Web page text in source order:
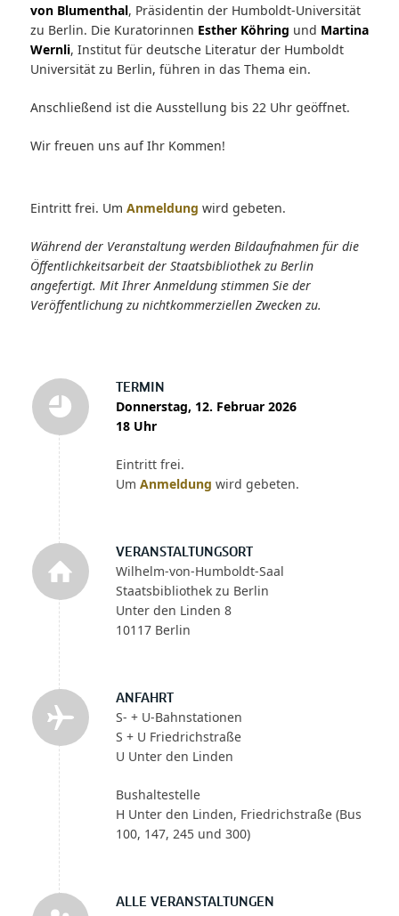
TERMIN
Donnerstag, 12. Februar 2026
18 Uhr
Eintritt frei.
Um Anmeldung wird gebeten.
VERANSTALTUNGSORT
Wilhelm-von-Humboldt-Saal
Staatsbibliothek zu Berlin
Unter den Linden 8
10117 Berlin
ANFAHRT
S- + U-Bahnstationen
S + U Friedrichstraße
U Unter den Linden
Bushaltestelle
H Unter den Linden, Friedrichstraße (Bus
100, 147, 245 und 300)
ALLE VERANSTALTUNGEN
von Blumenthal, Präsidentin der Humboldt-Universität
zu Berlin. Die Kuratorinnen Esther Köhring und Martina
Wernli, Institut für deutsche Literatur der Humboldt
Universität zu Berlin, führen in das Thema ein.
Anschließend ist die Ausstellung bis 22 Uhr geöffnet.
Wir freuen uns auf Ihr Kommen!
Eintritt frei. Um Anmeldung wird gebeten.
Während der Veranstaltung werden Bildaufnahmen für die
Öffentlichkeitsarbeit der Staatsbibliothek zu Berlin
angefertigt. Mit Ihrer Anmeldung stimmen Sie der
Veröffentlichung zu nichtkommerziellen Zwecken zu.